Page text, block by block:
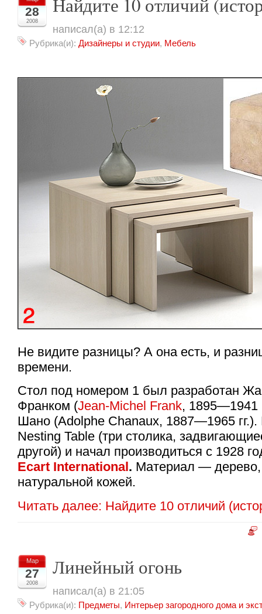
28
2008
Найдите 10 отличий
написал(а) в 12:12
Рубрика(и): Дизайнеры и студии, Мебель
Не видите разницы? А она есть, и
времени.
Стол под номером 1 был разработан
Франком (Jean-Michel Frank, 1895—1941
Шано (Adolphe Chanaux, 1887—1965
Nesting Table (три столика,
другой) и начал производиться с 1928
Ecart International . Материал — дерево,
натуральной кожей.
Читать далее: Найдите 10 отличий
Мар
27
2008
Линейный огонь
написал(а) в 21:05
Рубрика(и): Предметы, Интерьер загородного дома и